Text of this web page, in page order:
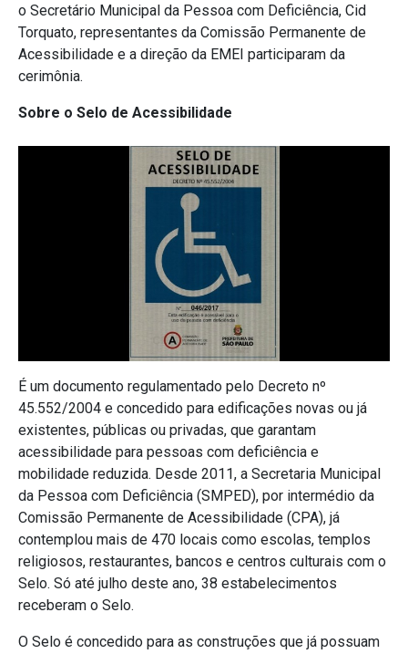
o Secretário Municipal da Pessoa com Deficiência, Cid
Torquato, representantes da Comissão Permanente de
Acessibilidade e a direção da EMEI participaram da
cerimônia.
Sobre o Selo de Acessibilidade
É um documento regulamentado pelo Decreto nº
45.552/2004 e concedido para edificações novas ou já
existentes, públicas ou privadas, que garantam
acessibilidade para pessoas com deficiência e
mobilidade reduzida. Desde 2011, a Secretaria Municipal
da Pessoa com Deficiência (SMPED), por intermédio da
Comissão Permanente de Acessibilidade (CPA), já
contemplou mais de 470 locais como escolas, templos
religiosos, restaurantes, bancos e centros culturais com o
Selo. Só até julho deste ano, 38 estabelecimentos
receberam o Selo.
O Selo é concedido para as construções que já possuam